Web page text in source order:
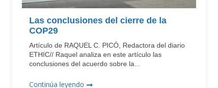
Las conclusiones del cierre de la
COP29
Artículo de RAQUEL C. PICÓ, Redactora del diario
ETHIC// Raquel analiza en este artículo las
conclusiones del acuerdo sobre la...
Continúa leyendo